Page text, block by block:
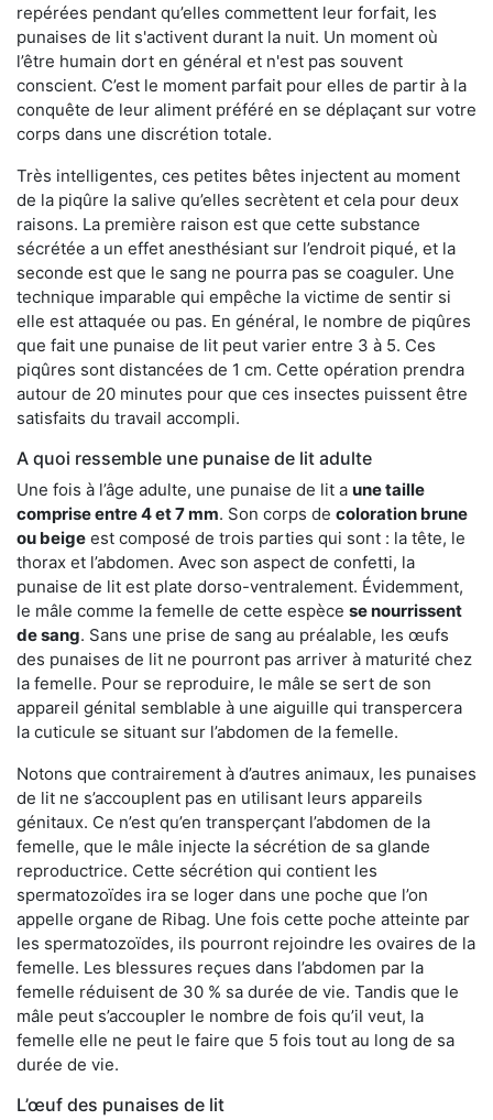
repérées pendant qu’elles commettent leur forfait, les
punaises de lit s'activent durant la nuit. Un moment où
l’être humain dort en général et n'est pas souvent
conscient. C’est le moment parfait pour elles de partir à la
conquête de leur aliment préféré en se déplaçant sur votre
corps dans une discrétion totale.
Très intelligentes, ces petites bêtes injectent au moment
de la piqûre la salive qu’elles secrètent et cela pour deux
raisons. La première raison est que cette substance
sécrétée a un effet anesthésiant sur l’endroit piqué, et la
seconde est que le sang ne pourra pas se coaguler. Une
technique imparable qui empêche la victime de sentir si
elle est attaquée ou pas. En général, le nombre de piqûres
que fait une punaise de lit peut varier entre 3 à 5. Ces
piqûres sont distancées de 1 cm. Cette opération prendra
autour de 20 minutes pour que ces insectes puissent être
satisfaits du travail accompli.
A quoi ressemble une punaise de lit adulte
Une fois à l’âge adulte, une punaise de lit a une taille
comprise entre 4 et 7 mm. Son corps de coloration brune
ou beige est composé de trois parties qui sont : la tête, le
thorax et l’abdomen. Avec son aspect de confetti, la
punaise de lit est plate dorso-ventralement. Évidemment,
le mâle comme la femelle de cette espèce se nourrissent
de sang. Sans une prise de sang au préalable, les œufs
des punaises de lit ne pourront pas arriver à maturité chez
la femelle. Pour se reproduire, le mâle se sert de son
appareil génital semblable à une aiguille qui transpercera
la cuticule se situant sur l’abdomen de la femelle.
Notons que contrairement à d’autres animaux, les punaises
de lit ne s’accouplent pas en utilisant leurs appareils
génitaux. Ce n’est qu’en transperçant l’abdomen de la
femelle, que le mâle injecte la sécrétion de sa glande
reproductrice. Cette sécrétion qui contient les
spermatozoïdes ira se loger dans une poche que l’on
appelle organe de Ribag. Une fois cette poche atteinte par
les spermatozoïdes, ils pourront rejoindre les ovaires de la
femelle. Les blessures reçues dans l’abdomen par la
femelle réduisent de 30 % sa durée de vie. Tandis que le
mâle peut s’accoupler le nombre de fois qu’il veut, la
femelle elle ne peut le faire que 5 fois tout au long de sa
durée de vie.
L’œuf des punaises de lit